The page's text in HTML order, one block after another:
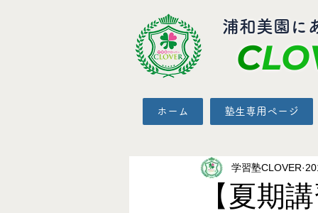
浦和美園に
C
ホーム 塾生専用ページ
【夏期
学習塾CLOVER